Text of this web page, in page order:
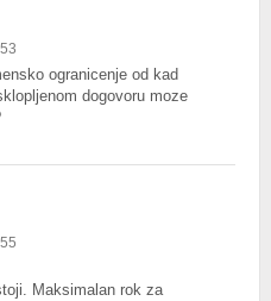
ogranicenje od kad
dogovoru moze
Maksimalan rok za